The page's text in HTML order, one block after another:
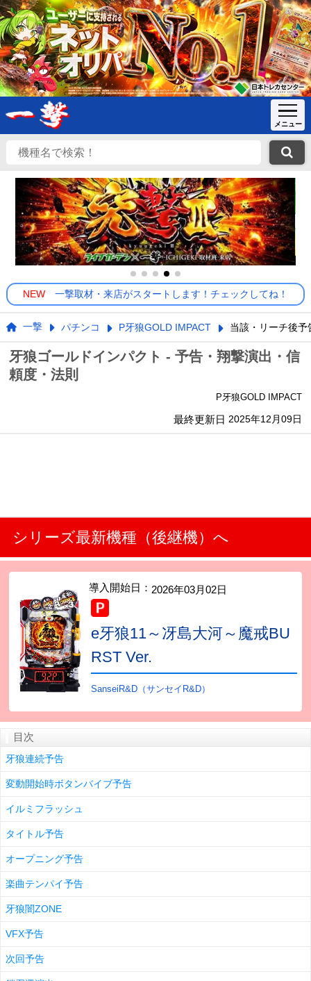
NEW 一撃取材・来店がスタートします！チェックしてね！
一撃 パチンコ P牙狼GOLD IMPACT 当該・リーチ後予
牙狼ゴールドインパクト - 予告・翔撃演出・信
頼度・法則
P牙狼GOLD IMPACT
最終更新日 2025年12月09日
シリーズ最新機種（後継機）へ
導入開始日： 2026年03月02日
e牙狼11～冴島大河～魔戒BU
RST Ver.
SanseiR&D（サンセイR&D）
目次
牙狼連続予告
変動開始時ボタンバイブ予告
イルミフラッシュ
タイトル予告
オープニング予告
楽曲テンパイ予告
牙狼闇ZONE
VFX予告
次回予告